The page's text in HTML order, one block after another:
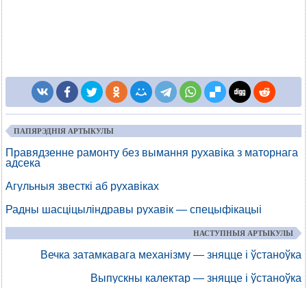
ПАПЯРЭДНІЯ АРТЫКУЛЫ
Правядзенне рамонту без вымання рухавіка з маторнага
адсека
Агульныя звесткі аб рухавіках
Радны шасціцыліндравы рухавік — спецыфікацыі
НАСТУПНЫЯ АРТЫКУЛЫ
Вечка затамкавага механізму — зняцце і ўстаноўка
Выпускны калектар — зняцце і ўстаноўка